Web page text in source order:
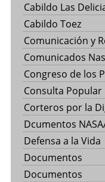
Cabildo Las
Cabildo Toez
Comunicación y
Comunicados
Congreso de los
Consulta Popular
Corteros por la
Dcumentos
Defensa a la Vida
Documentos
Documentos